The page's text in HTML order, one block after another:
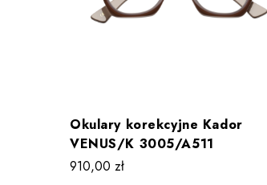
Okulary korekcyjne Kador
VENUS/K 3005/A511
910,00 zł